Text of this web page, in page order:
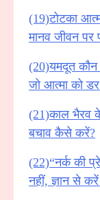
(19)टोटका
मानव जीवन पर
(20)यमदूत
जो आत्मा को
(21)काल भैरव
बचाव कैसे करें?
(22)“नर्क की
नहीं, ज्ञान से